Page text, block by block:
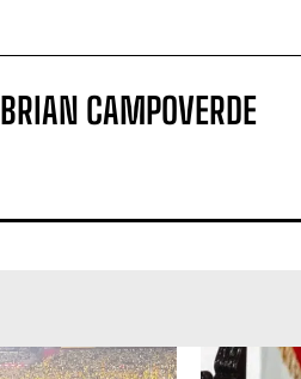
BRIAN CAMPOVERDE